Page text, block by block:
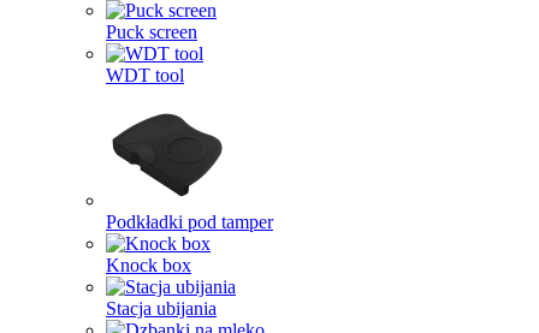
Puck screen
WDT tool
Podkładki pod tamper
Knock box
Stacja ubijania